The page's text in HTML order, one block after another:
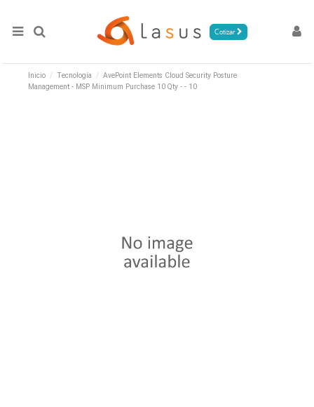
Cotizar
Inicio Tecnología
AvePoint Elements Cloud Security Posture
Management - MSP Minimum Purchase 10 Qty - - 10